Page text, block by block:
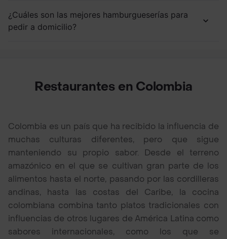
¿Cuáles son las mejores hamburgueserías para
pedir a domicilio?
Restaurantes en Colombia
Colombia es un país que ha recibido la influencia de
muchas culturas diferentes, pero que sigue
manteniendo su propio sabor. Desde el terreno
amazónico en el que se cultivan gran parte de los
alimentos hasta el norte, pasando por las cordilleras
andinas, hasta las costas del Caribe, la cocina
colombiana combina tanto platos tradicionales con
influencias de otros lugares de América Latina como
sabores internacionales, como los que se